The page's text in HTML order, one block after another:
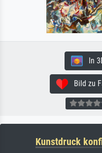
In
Bild zu
Kunstdruck